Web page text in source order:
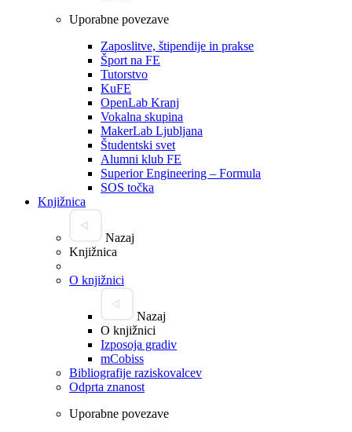
Uporabne povezave
Zaposlitve, štipendije in prakse
Šport na FE
Tutorstvo
KuFE
OpenLab Kranj
Vokalna skupina
MakerLab Ljubljana
Študentski svet
Alumni klub FE
Superior Engineering – Formula
SOS točka
Knjižnica
Nazaj
Knjižnica
O knjižnici
Nazaj
O knjižnici
Izposoja gradiv
mCobiss
Bibliografije raziskovalcev
Odprta znanost
Uporabne povezave